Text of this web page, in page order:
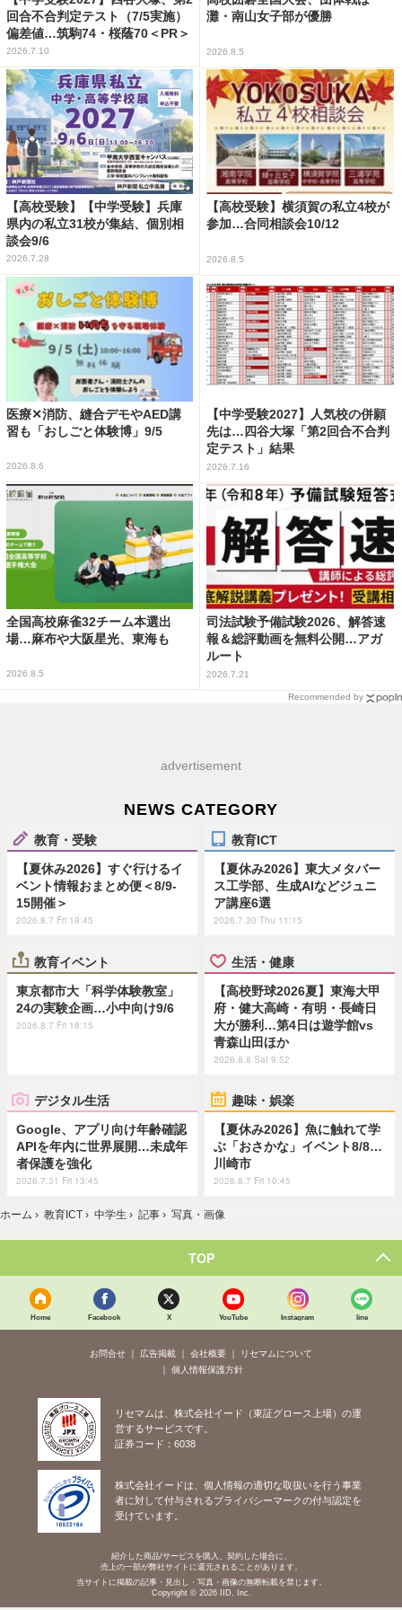
回合不合判定テスト（7/5実施）
偏差値…筑駒74・桜蔭70＜PR＞
2026.7.10
灘・南山女子部が優勝
2026.8.5
【高校受験】【中学受験】兵庫
県内の私立31校が集結、個別相
談会9/6
2026.7.28
【高校受験】横須賀の私立4校が
参加…合同相談会10/12
2026.8.5
医療✕消防、縫合デモやAED講
習も「おしごと体験博」9/5
2026.8.6
【中学受験2027】人気校の併願
先は…四谷大塚「第2回合不合判
定テスト」結果
2026.7.16
全国高校麻雀32チーム本選出
場…麻布や大阪星光、東海も
2026.8.5
司法試験予備試験2026、解答速
報＆総評動画を無料公開…アガ
ルート
2026.7.21
Recommended by
advertisement
NEWS CATEGORY
教育・受験
【夏休み2026】すぐ行けるイ
ベント情報おまとめ便＜8/9-
15開催＞
2026.8.7 Fri 19:45
教育ICT
【夏休み2026】東大メタバー
ス工学部、生成AIなどジュニ
ア講座6選
2026.7.30 Thu 11:15
教育イベント
東京都市大「科学体験教室」
24の実験企画…小中向け9/6
2026.8.7 Fri 18:15
生活・健康
【高校野球2026夏】東海大甲
府・健大高崎・有明・長崎日
大が勝利…第4日は遊学館vs
青森山田ほか
2026.8.8 Sat 9:52
デジタル生活
Google、アプリ向け年齢確認
APIを年内に世界展開…未成年
者保護を強化
2026.7.31 Fri 13:45
趣味・娯楽
【夏休み2026】魚に触れて学
ぶ「おさかな」イベント8/8…
川崎市
2026.8.7 Fri 10:45
ホーム › 教育ICT › 中学生 › 記事 › 写真・画像
TOP
Home Facebook X YouTube Instagram line
お問合せ 広告掲載 会社概要
リセマムについて
個人情報保護方針
リセマムは、株式会社イード（東証グロース上場）の運
営するサービスです。
証券コード：6038
株式会社イードは、個人情報の適切な取扱いを行う事業
者に対して付与されるプライバシーマークの付与認定を
受けています。
紹介した商品/サービスを購入、契約した場合に、
売上の一部が弊社サイトに還元されることがあります。
当サイトに掲載の記事・見出し・写真・画像の無断転載を禁じます。
Copyright © 2026 IID, Inc.